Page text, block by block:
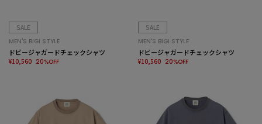
SALE
MEN'S BIGI STYLE
ドビージャガードチェックシャツ
¥10,560 20%OFF
SALE
MEN'S BIGI STYLE
ドビージャガードチェックシャツ
¥10,560 20%OFF